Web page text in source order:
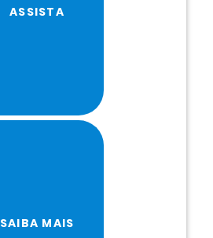
ASSISTA
SAIBA MAIS